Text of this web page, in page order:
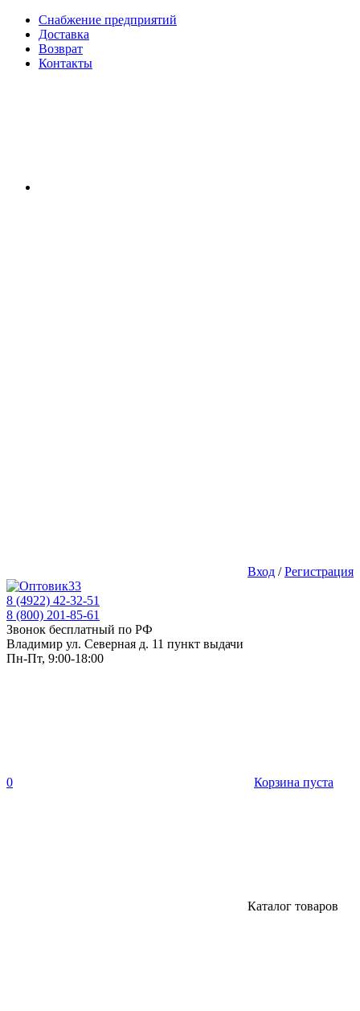
Снабжение предприятий
Доставка
Возврат
Контакты
Вход /Регистрация
8 (4922) 42-32-51
8 (800) 201-85-61
Звонок бесплатный по РФ
Владимир ул. Северная д. 11 пункт выдачи
Пн-Пт, 9:00-18:00
0 Корзина пуста
Каталог товаров